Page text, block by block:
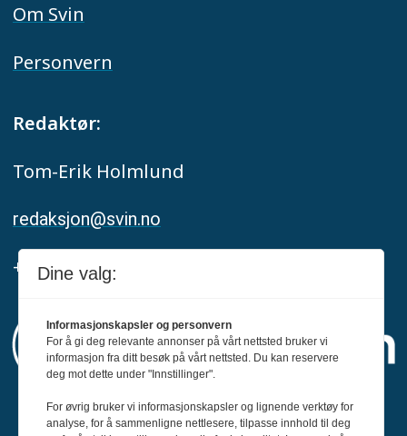
Om Svin
Personvern
Redaktør:
Tom-Erik Holmlund
redaksjon@svin.no
+47 916 68 668
Svin er medlem av Fagpressen og
Dine valg:
Informasjonskapsler og personvern
For å gi deg relevante annonser på vårt nettsted bruker vi
informasjon fra ditt besøk på vårt nettsted. Du kan reservere
deg mot dette under "Innstillinger".
For øvrig bruker vi informasjonskapsler og lignende verktøy for
analyse, for å sammenligne nettlesere, tilpasse innhold til deg